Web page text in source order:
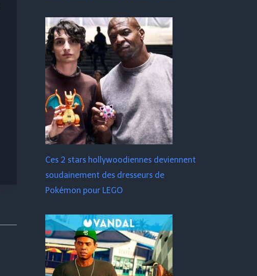
Ces 2 stars hollywoodiennes deviennent
soudainement des dresseurs de
Pokémon pour LEGO